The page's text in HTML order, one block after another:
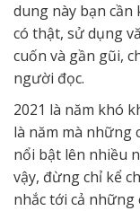
dung này bạn
có thật, sử dụng
cuốn và gần gũi,
người đọc.
2021 là năm khó
là năm mà những
nổi bật lên nhiều
vậy, đừng chỉ kể
nhắc tới cả